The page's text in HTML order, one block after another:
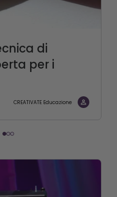
di
per i
CREATIVATE Educazione